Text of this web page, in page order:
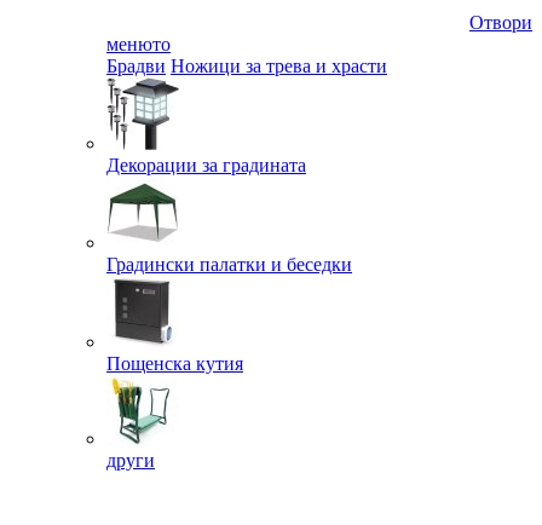
Отвори
менюто
Брадви Ножици за трева и храсти
Декорации за градината
Градински палатки и беседки
Пощенска кутия
други